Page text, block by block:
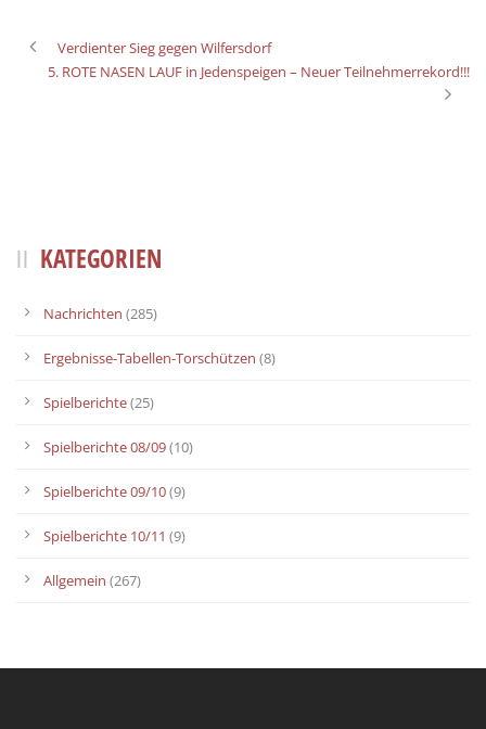
Verdienter Sieg gegen Wilfersdorf
5. ROTE NASEN LAUF in Jedenspeigen – Neuer Teilnehmerrekord!!!
KATEGORIEN
Nachrichten (285)
Ergebnisse-Tabellen-Torschützen (8)
Spielberichte(25)
Spielberichte 08/09(10)
Spielberichte 09/10(9)
Spielberichte 10/11 (9)
Allgemein (267)